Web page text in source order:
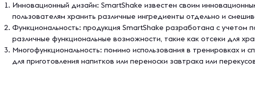
Инновационный дизайн: SmartShake известен своим
пользователям хранить различные ингредиенты отдельно и
Функциональность: продукция SmartShake разработана с
различные функциональные возможности, такие как отсеки для
Многофункциональность: помимо использования в тренировках
для приготовления напитков или переноски завтрака или